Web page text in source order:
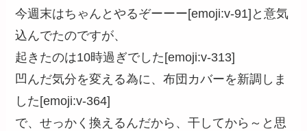
今週末はちゃんとやるぞーーー[emoji:v-91]と意気
込んでたのですが、
起きたのは10時過ぎでした[emoji:v-313]
凹んだ気分を変える為に、布団カバーを新調しま
した[emoji:v-364]
で、せっかく換えるんだから、干してから～と思